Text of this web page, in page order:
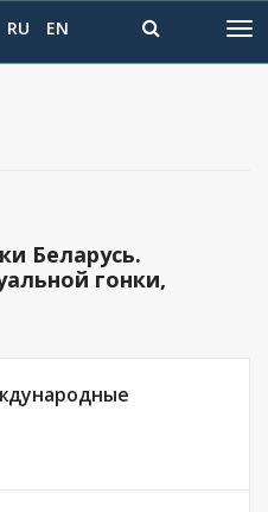
RU EN
Беларусь.
гонки,